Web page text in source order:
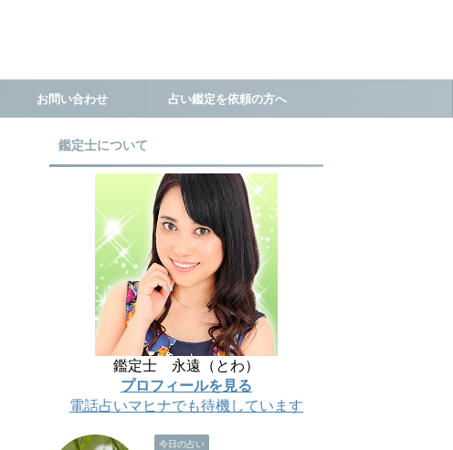
お問い合わせ 占い鑑定を依頼の方へ
鑑定士について
鑑定士 永遠（とわ）
プロフィールを見る
電話占いマヒナでも待機しています
今日の占い